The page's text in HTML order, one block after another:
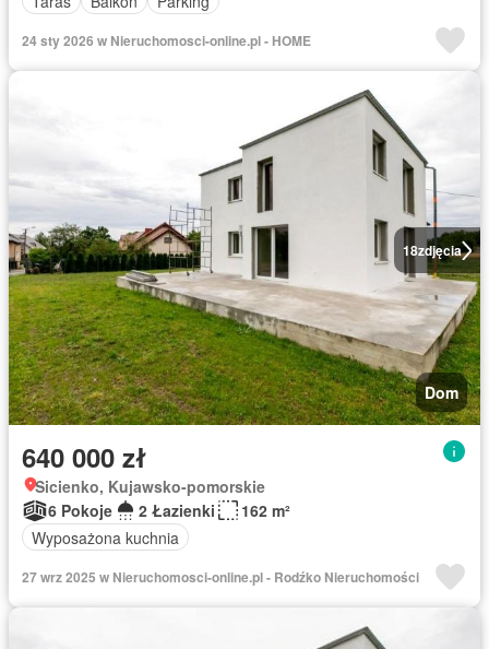
24 sty 2026 w Nieruchomosci-online.pl - HOME
18zdjęcia
Dom
640 000 zł
Sicienko, Kujawsko-pomorskie
6 Pokoje
2 Łazienki
162 m²
Wyposażona kuchnia
27 wrz 2025 w Nieruchomosci-online.pl - Rodźko Nieruchomości